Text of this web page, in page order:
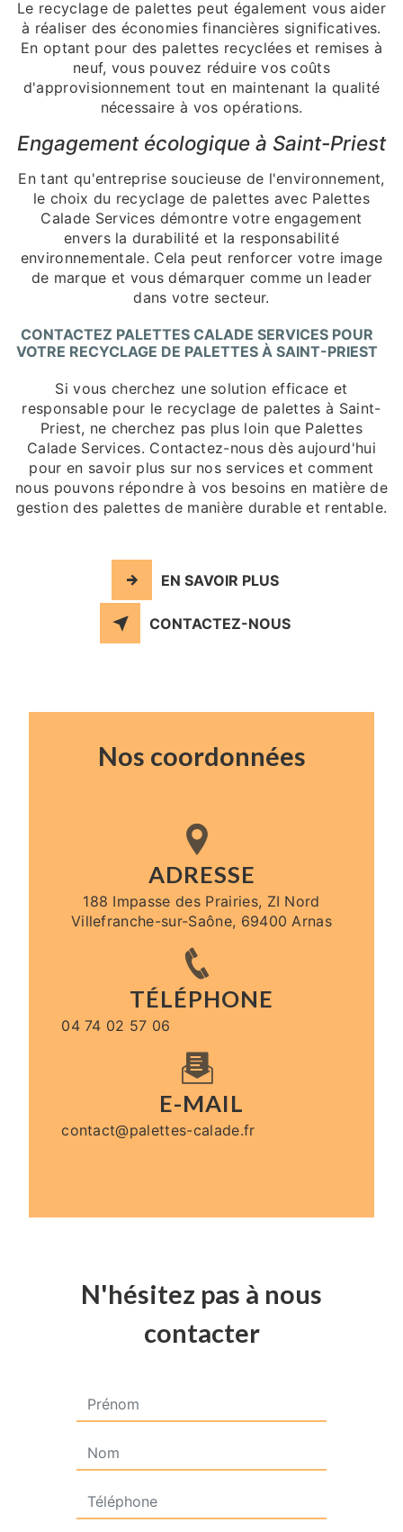
Le recyclage de palettes peut également vous aider
à réaliser des économies financières significatives.
En optant pour des palettes recyclées et remises à
neuf, vous pouvez réduire vos coûts
d'approvisionnement tout en maintenant la qualité
nécessaire à vos opérations.
Engagement écologique à Saint-Priest
En tant qu'entreprise soucieuse de l'environnement,
le choix du recyclage de palettes avec Palettes
Calade Services démontre votre engagement
envers la durabilité et la responsabilité
environnementale. Cela peut renforcer votre image
de marque et vous démarquer comme un leader
dans votre secteur.
CONTACTEZ PALETTES CALADE SERVICES POUR
VOTRE RECYCLAGE DE PALETTES À SAINT-PRIEST
Si vous cherchez une solution efficace et
responsable pour le recyclage de palettes à Saint-
Priest, ne cherchez pas plus loin que Palettes
Calade Services. Contactez-nous dès aujourd'hui
pour en savoir plus sur nos services et comment
nous pouvons répondre à vos besoins en matière de
gestion des palettes de manière durable et rentable.
EN SAVOIR PLUS
CONTACTEZ-NOUS
N'hésitez pas à nous
contacter
Nos coordonnées
ADRESSE
188 Impasse des Prairies, ZI Nord
Villefranche-sur-Saône, 69400 Arnas
TÉLÉPHONE
04 74 02 57 06
E-MAIL
contact@palettes-calade.fr